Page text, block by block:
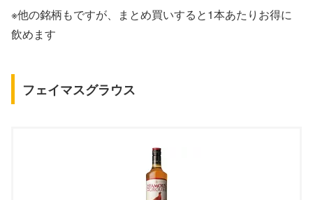
※他の銘柄もですが、まとめ買いすると1本あたりお得に
飲めます
フェイマスグラウス